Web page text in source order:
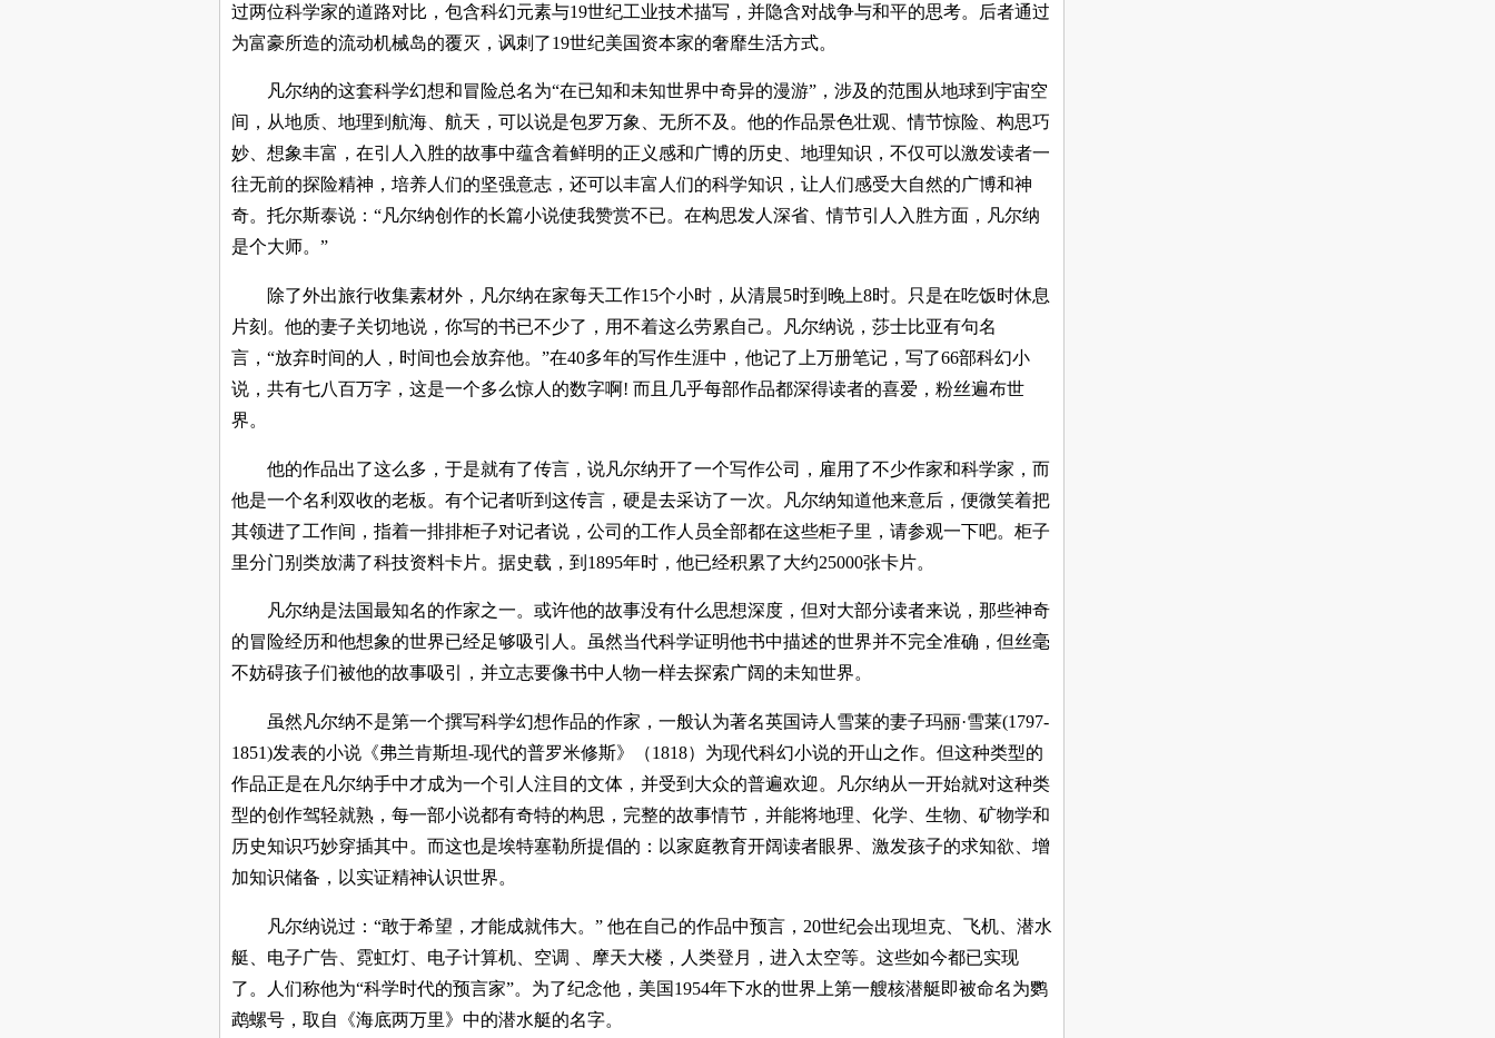
过两位科学家的道路对比，包含科幻元素与19世纪工业技术描写，并隐含对战争与和平的思考。后者通过
为富豪所造的流动机械岛的覆灭，讽刺了19世纪美国资本家的奢靡生活方式。
凡尔纳的这套科学幻想和冒险总名为“在已知和未知世界中奇异的漫游”，涉及的范围从地球到宇宙空
间，从地质、地理到航海、航天，可以说是包罗万象、无所不及。他的作品景色壮观、情节惊险、构思巧
妙、想象丰富，在引人入胜的故事中蕴含着鲜明的正义感和广博的历史、地理知识，不仅可以激发读者一
往无前的探险精神，培养人们的坚强意志，还可以丰富人们的科学知识，让人们感受大自然的广博和神
奇。托尔斯泰说：“凡尔纳创作的长篇小说使我赞赏不已。在构思发人深省、情节引人入胜方面，凡尔纳
是个大师。”
除了外出旅行收集素材外，凡尔纳在家每天工作15个小时，从清晨5时到晚上8时。只是在吃饭时休息
片刻。他的妻子关切地说，你写的书已不少了，用不着这么劳累自己。凡尔纳说，莎士比亚有句名
言，“放弃时间的人，时间也会放弃他。”在40多年的写作生涯中，他记了上万册笔记，写了66部科幻小
说，共有七八百万字，这是一个多么惊人的数字啊! 而且几乎每部作品都深得读者的喜爱，粉丝遍布世
界。
他的作品出了这么多，于是就有了传言，说凡尔纳开了一个写作公司，雇用了不少作家和科学家，而
他是一个名利双收的老板。有个记者听到这传言，硬是去采访了一次。凡尔纳知道他来意后，便微笑着把
其领进了工作间，指着一排排柜子对记者说，公司的工作人员全部都在这些柜子里，请参观一下吧。柜子
里分门别类放满了科技资料卡片。据史载，到1895年时，他已经积累了大约25000张卡片。
凡尔纳是法国最知名的作家之一。或许他的故事没有什么思想深度，但对大部分读者来说，那些神奇
的冒险经历和他想象的世界已经足够吸引人。虽然当代科学证明他书中描述的世界并不完全准确，但丝毫
不妨碍孩子们被他的故事吸引，并立志要像书中人物一样去探索广阔的未知世界。
虽然凡尔纳不是第一个撰写科学幻想作品的作家，一般认为著名英国诗人雪莱的妻子玛丽·雪莱(1797-
1851)发表的小说《弗兰肯斯坦-现代的普罗米修斯》（1818）为现代科幻小说的开山之作。但这种类型的
作品正是在凡尔纳手中才成为一个引人注目的文体，并受到大众的普遍欢迎。凡尔纳从一开始就对这种类
型的创作驾轻就熟，每一部小说都有奇特的构思，完整的故事情节，并能将地理、化学、生物、矿物学和
历史知识巧妙穿插其中。而这也是埃特塞勒所提倡的：以家庭教育开阔读者眼界、激发孩子的求知欲、增
加知识储备，以实证精神认识世界。
凡尔纳说过：“敢于希望，才能成就伟大。” 他在自己的作品中预言，20世纪会出现坦克、飞机、潜水
艇、电子广告、霓虹灯、电子计算机、空调 、摩天大楼，人类登月，进入太空等。这些如今都已实现
了。人们称他为“科学时代的预言家”。为了纪念他，美国1954年下水的世界上第一艘核潜艇即被命名为鹦
鹉螺号，取自《海底两万里》中的潜水艇的名字。